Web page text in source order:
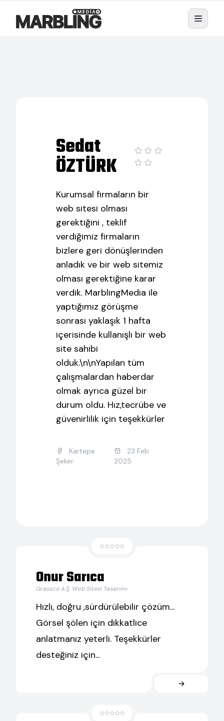
Sedat
ÖZTÜRK
Kurumsal firmaların bir
web sitesi olması
gerektiğini , teklif
verdiğimiz firmaların
bizlere geri dönüşlerinden
anladık ve bir web sitemiz
olması gerektiğine karar
verdik. MarblingMedia ile
yaptığımız görüşme
sonrası yaklaşık 1 hafta
içerisinde kullanışlı bir web
site sahibi
olduk.\n\nYapılan tüm
çalışmalardan haberdar
olmak ayrıca güzel bir
durum oldu. Hız,tecrübe ve
güvenirlilik için teşekkürler
Kartepe
Şeker
23 Feb
2025
Onur Sarıca
Grassco A.Ş. Web Sitesi Tasarımı
Hızlı, doğru ,sürdürülebilir çözüm...
Görsel şölen için dikkatlice
anlatmanız yeterli. Teşekkürler
desteğiniz için...